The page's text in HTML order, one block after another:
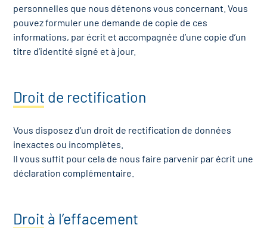
personnelles que nous détenons vous concernant. Vous
pouvez formuler une demande de copie de ces
informations, par écrit et accompagnée d’une copie d’un
titre d’identité signé et à jour.
Droit de rectification
Vous disposez d’un droit de rectification de données
inexactes ou incomplètes.
Il vous suffit pour cela de nous faire parvenir par écrit une
déclaration complémentaire.
Droit à l’effacement